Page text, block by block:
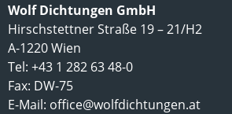
Wolf Dichtungen GmbH
Hirschstettner Straße 19 – 21/H2
A-1220 Wien
Tel: +43 1 282 63 48-0
Fax: DW-75
E-Mail: office@wolfdichtungen.at